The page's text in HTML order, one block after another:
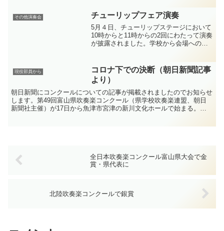
その他演奏会 チューリップフェア演奏
5月４日、チューリップステージにおいて
10時からと11時からの2回にわたって演奏
が披露されました。学校から会場への楽
現役部員から
コロナ下での決断（朝日新聞記事
より）
朝日新聞にコンクールについての記事が掲載されましたのでお知らせ
します。第49回富山県吹奏楽コンクール（県学校吹奏楽連盟、朝日
新聞社主催）が17日から魚津市宮津の新川文化ホールで始まる。日
全日本吹奏楽コンクール富山県大会で金
賞・県代表に
北陸吹奏楽コンクールで銀賞